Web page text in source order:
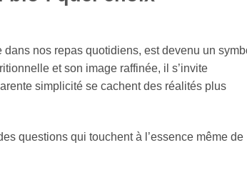
nos repas quotidiens, est devenu un
et son image raffinée, il s’invite
simplicité se cachent des réalités plus
questions qui touchent à l’essence même de